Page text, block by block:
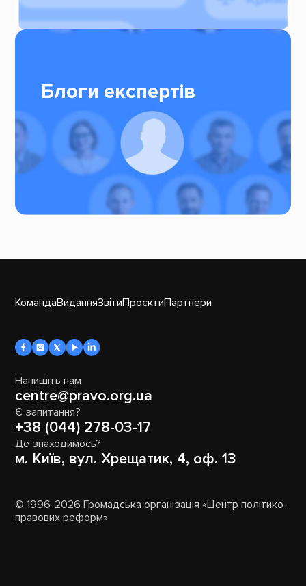
Блоги експертів
КомандаВиданняЗвітиПроєктиПартнери
Напишіть нам
centre@pravo.org.ua
Є запитання?
+38 (044) 278-03-17
Де знаходимось?
м. Київ, вул. Хрещатик, 4, оф. 13
© 1996-2026 Громадська організація «Центр політико-
правових реформ»